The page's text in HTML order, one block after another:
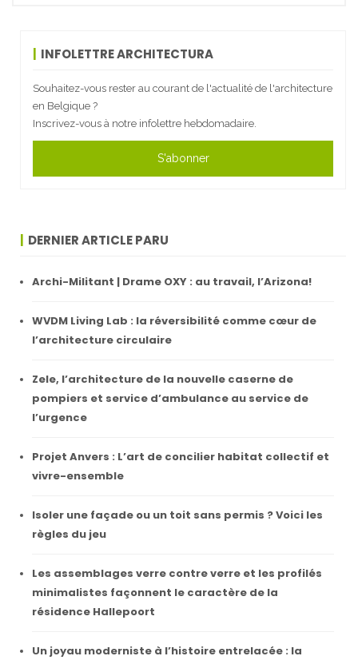
INFOLETTRE ARCHITECTURA
Souhaitez-vous rester au courant de l'actualité de l'architecture
en Belgique ?
Inscrivez-vous à notre infolettre hebdomadaire.
S'abonner
DERNIER ARTICLE PARU
Archi-Militant | Drame OXY : au travail, l’Arizona!
WVDM Living Lab : la réversibilité comme cœur de
l’architecture circulaire
Zele, l’architecture de la nouvelle caserne de
pompiers et service d’ambulance au service de
l’urgence
Projet Anvers : L’art de concilier habitat collectif et
vivre-ensemble
Isoler une façade ou un toit sans permis ? Voici les
règles du jeu
Les assemblages verre contre verre et les profilés
minimalistes façonnent le caractère de la
résidence Hallepoort
Un joyau moderniste à l’histoire entrelacée : la